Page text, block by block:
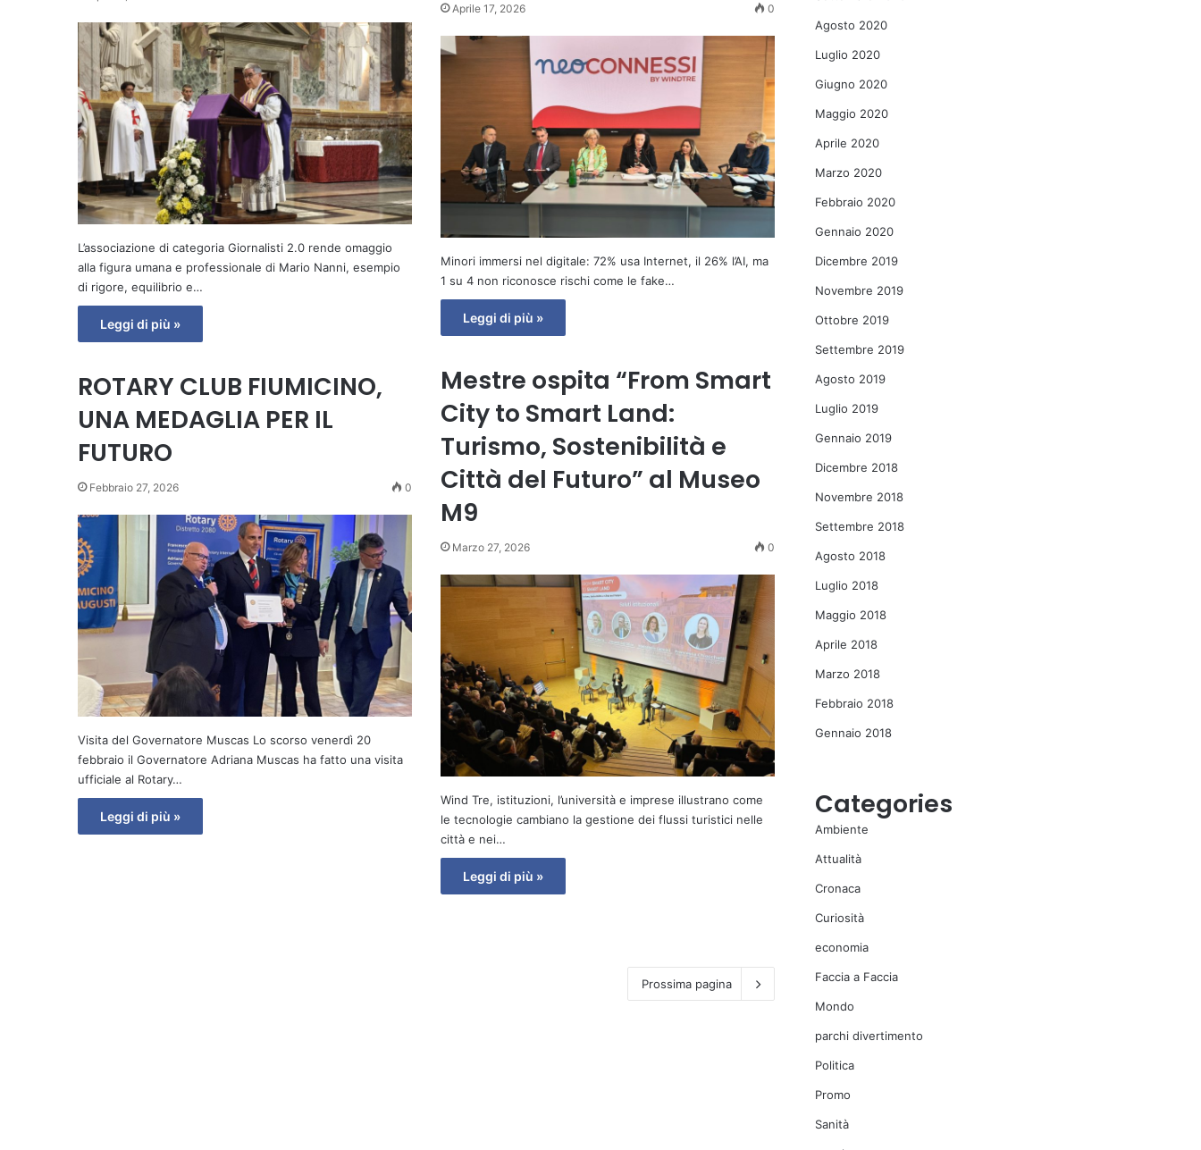
Aprile 17, 2026 0
Minori immersi nel digitale: 72% usa Internet, il 26% l’AI, ma
1 su 4 non riconosce rischi come le fake…
Leggi di più »
L’associazione di categoria Giornalisti 2.0 rende omaggio
alla figura umana e professionale di Mario Nanni, esempio
di rigore, equilibrio e…
Leggi di più »
Mestre ospita “From Smart
City to Smart Land:
Turismo, Sostenibilità e
Città del Futuro” al Museo
M9
Marzo 27, 2026 0
Wind Tre, istituzioni, l’università e imprese illustrano come
le tecnologie cambiano la gestione dei flussi turistici nelle
città e nei…
Leggi di più »
ROTARY CLUB FIUMICINO,
UNA MEDAGLIA PER IL
FUTURO
Febbraio 27, 2026 0
Visita del Governatore Muscas Lo scorso venerdì 20
febbraio il Governatore Adriana Muscas ha fatto una visita
ufficiale al Rotary…
Leggi di più »
Prossima pagina
Agosto 2020
Luglio 2020
Giugno 2020
Maggio 2020
Aprile 2020
Marzo 2020
Febbraio 2020
Gennaio 2020
Dicembre 2019
Novembre 2019
Ottobre 2019
Settembre 2019
Agosto 2019
Luglio 2019
Gennaio 2019
Dicembre 2018
Novembre 2018
Settembre 2018
Agosto 2018
Luglio 2018
Maggio 2018
Aprile 2018
Marzo 2018
Febbraio 2018
Gennaio 2018
Categories
Ambiente
Attualità
Cronaca
Curiosità
economia
Faccia a Faccia
Mondo
parchi divertimento
Politica
Promo
Sanità